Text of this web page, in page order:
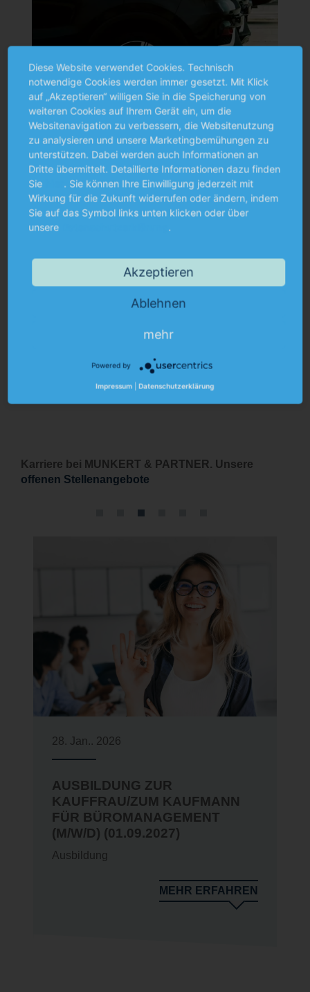
07.06.2026
Werbungskostenabzug bei Dienstreisen mit
Privatwagen statt Firmenwagen?
Die Beteiligten streiten über die steuerliche
Anerkennung der durch die Nutzung eines privaten
Pkw entstandenen Aufwendungen als
Karriere bei MUNKERT & PARTNER. Unsere
offenen Stellenangebote
28. Jan.. 2026
AUSBILDUNG ZUR
KAUFFRAU/ZUM KAUFMANN
FÜR BÜROMANAGEMENT
(M/W/D) (01.09.2027)
Ausbildung
MEHR ERFAHREN
Diese Website verwendet Cookies. Technisch
notwendige Cookies werden immer gesetzt. Mit Klick
auf „Akzeptieren“ willigen Sie in die Speicherung von
weiteren Cookies auf Ihrem Gerät ein, um die
Websitenavigation zu verbessern, die Websitenutzung
zu analysieren und unsere Marketingbemühungen zu
unterstützen. Dabei werden auch Informationen an
Dritte übermittelt. Detaillierte Informationen dazu finden
Sie
. Sie können Ihre Einwilligung jederzeit mit
Wirkung für die Zukunft widerrufen oder ändern, indem
Sie auf das Symbol links unten klicken oder über
unsere
.
Akzeptieren
Ablehnen
mehr
Powered by
Impressum Datenschutzerklärung